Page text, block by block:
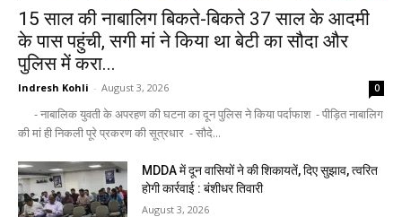
15 साल की नाबालिग बिकते-बिकते 37 साल के आदमी
के पास पहुंची, सगी मां ने किया था बेटी का सौदा और
पुलिस में करा...
Indresh Kohli - August 3, 2026 0
- नाबालिक युवती के अपरहण की घटना का दून पुलिस ने किया पर्दाफाश - पीड़ित नाबालिग
की मां ही निकली पूरे प्रकरण की सूत्रधार - सौदे...
MDDA में दून वासियों ने की शिकायतें, दिए सुझाव, त्वरित
होगी कार्रवाई : बंशीधर तिवारी
August 3, 2026